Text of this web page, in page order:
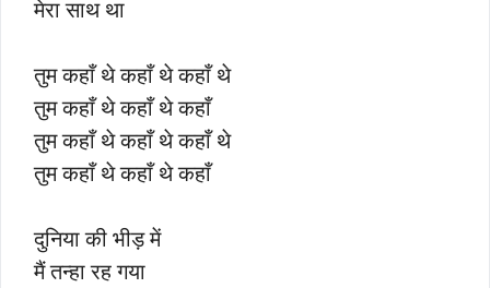
मेरा साथ था
तुम कहाँ थे कहाँ थे कहाँ थे
तुम कहाँ थे कहाँ थे कहाँ
तुम कहाँ थे कहाँ थे कहाँ थे
तुम कहाँ थे कहाँ थे कहाँ
दुनिया की भीड़ में
मैं तन्हा रह गया